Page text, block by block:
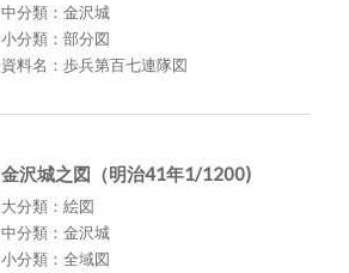
中分類：金沢城
小分類：部分図
資料名：歩兵第百七連隊図
金沢城之図（明治41年1/1200)
大分類：絵図
中分類：金沢城
小分類：全域図